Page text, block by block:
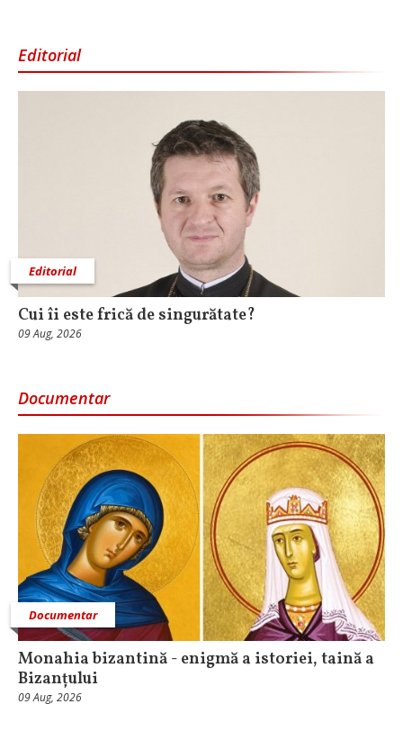
Editorial
Editorial
Cui îi este frică de singurătate?
09 Aug, 2026
Documentar
Documentar
Monahia bizantină - enigmă a istoriei, taină a
Bizanțului
09 Aug, 2026